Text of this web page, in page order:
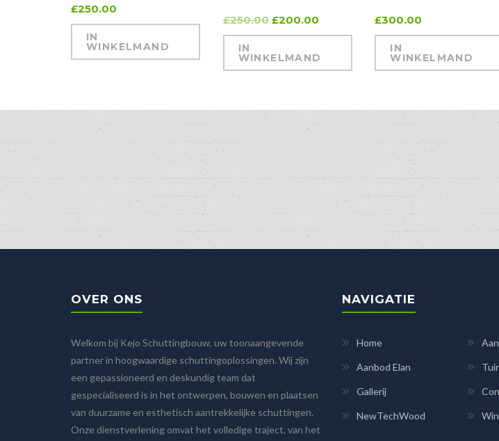
£250.00
IN
WINKELMAND
£250.00 £200.00
IN
WINKELMAND
£300.00
IN
WINKELMAND
OVER ONS
Welkom bij Kejo Schuttingbouw, uw toonaangevende
partner in hoogwaardige schuttingoplossingen. Wij zijn
een gepassioneerd en deskundig team dat
gespecialiseerd is in het ontwerpen, bouwen en plaatsen
van duurzame en esthetisch aantrekkelijke schuttingen.
Onze dienstverlening omvat het volledige traject, van het
NAVIGATIE
Home
Aanbod Elan
Gallerij
NewTechWood